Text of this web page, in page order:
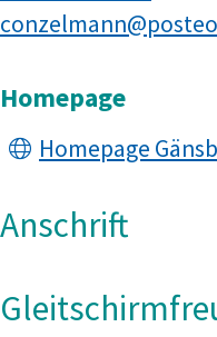
Homepage
Homepage
Anschrift